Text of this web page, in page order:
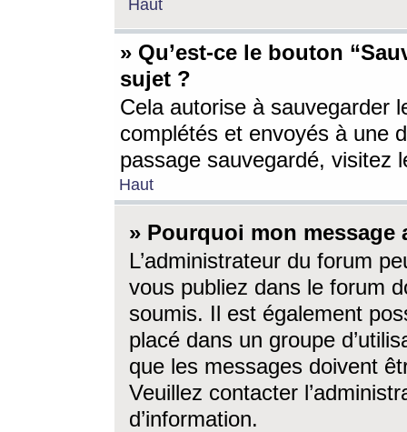
Haut
» Qu’est-ce le bouton
sujet ?
Cela autorise à sauvegarder
complétés et envoyés à une
passage sauvegardé, visitez
Haut
» Pourquoi mon message
L’administrateur du forum
vous publiez dans le forum
soumis. Il est également
placé dans un groupe
que les messages doivent
Veuillez contacter
d’information.